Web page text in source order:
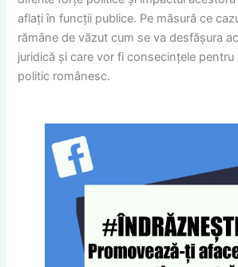
aflați în funcții publice. Pe măsură ce
rămâne de văzut cum se va desfășura
juridică și care vor fi consecințele pentru
politic românesc.